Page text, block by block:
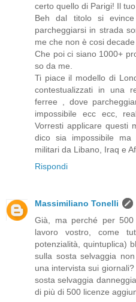
certo quello di Parigi! Il
Beh dal titolo si
parcheggiarsi in strada
me che non è cosi
Che poi ci siano 1000+
so da me.
Ti piace il modello di
contestualizzati in una
ferree , dove
impossibile ecc ecc,
Vorresti applicare questi
dico sia impossibile ma
militari da Libano, Iraq e
Rispondi
Massimiliano Tonelli
Già, ma perché per
lavoro vostro, come
potenzialità, quintuplica)
sulla sosta selvaggia
una intervista sui
sosta selvaggia
di più di 500 licenze